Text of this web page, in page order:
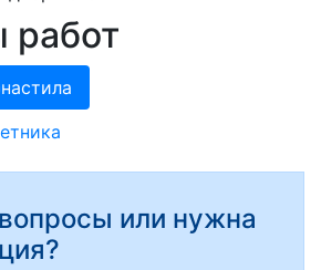
или нужна